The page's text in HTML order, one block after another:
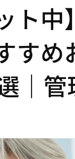
ト
すめ
｜